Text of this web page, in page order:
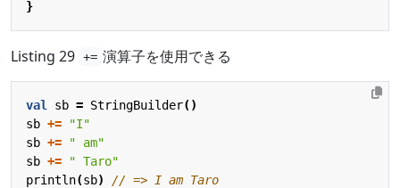
}
Listing 29 += 演算子を使用できる
val sb = StringBuilder()
sb +=
"I"
sb +=
" am"
sb +=
" Taro"
println(sb)